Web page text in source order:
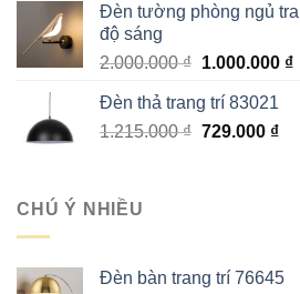
3.960.000 ₫.
Đèn tường phòng ngủ
độ sáng
2.000.000₫ Giá
là:
2.000.000 ₫.
1.000.000 ₫
Đèn thả trang trí 83021
1.215.000₫ Giá
729.000 ₫Giá
CHÚ Ý NHIỀU
Đèn bàn trang trí 76645